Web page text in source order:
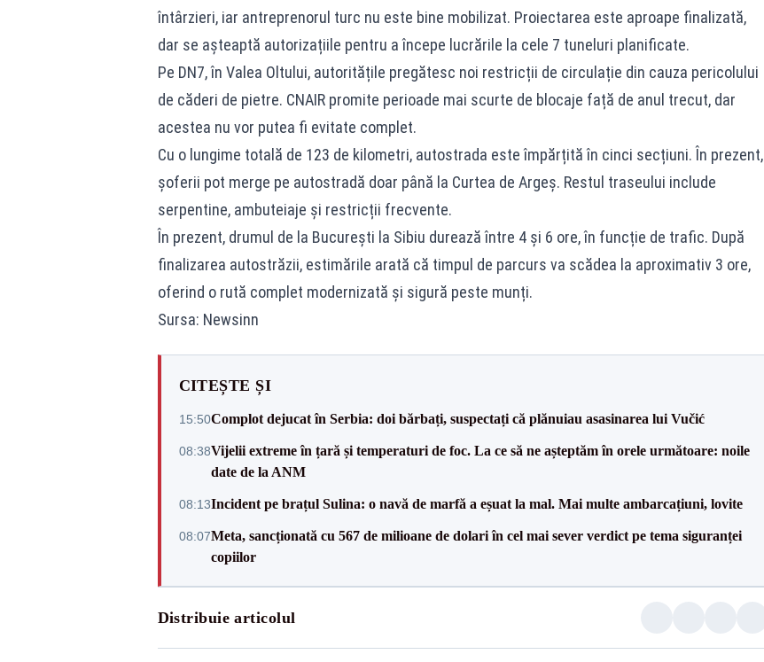
întârzieri, iar antreprenorul turc nu este bine mobilizat. Proiectarea este aproape finalizată,
dar se așteaptă autorizațiile pentru a începe lucrările la cele 7 tuneluri planificate.
Pe DN7, în Valea Oltului, autoritățile pregătesc noi restricții de circulație din cauza pericolului
de căderi de pietre. CNAIR promite perioade mai scurte de blocaje față de anul trecut, dar
acestea nu vor putea fi evitate complet.
Cu o lungime totală de 123 de kilometri, autostrada este împărțită în cinci secțiuni. În prezent,
șoferii pot merge pe autostradă doar până la Curtea de Argeș. Restul traseului include
serpentine, ambuteiaje și restricții frecvente.
În prezent, drumul de la București la Sibiu durează între 4 și 6 ore, în funcție de trafic. După
finalizarea autostrăzii, estimările arată că timpul de parcurs va scădea la aproximativ 3 ore,
oferind o rută complet modernizată și sigură peste munți.
Sursa: Newsinn
CITEȘTE ȘI
15:50Complot dejucat în Serbia: doi bărbați, suspectați că plănuiau asasinarea lui Vučić
08:38Vijelii extreme în țară și temperaturi de foc. La ce să ne așteptăm în orele următoare: noile
date de la ANM
08:13Incident pe brațul Sulina: o navă de marfă a eșuat la mal. Mai multe ambarcațiuni, lovite
08:07Meta, sancționată cu 567 de milioane de dolari în cel mai sever verdict pe tema siguranței
copiilor
Distribuie articolul